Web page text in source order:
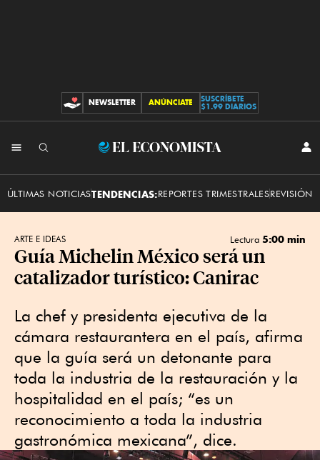
CONTRIBUCIONES
NEWSLETTER ANÚNCIATE
SUSCRÍBETE
$1.99 DIARIOS
El
ÚLTIMAS NOTICIASTENDENCIAS:REPORTES TRIMESTRALESREVISIÓN
ARTE E IDEAS Lectura 5:00 min
Guía Michelin México será un
catalizador turístico: Canirac
La chef y presidenta ejecutiva de la
cámara restaurantera en el país, afirma
que la guía será un detonante para
toda la industria de la restauración y la
hospitalidad en el país; “es un
reconocimiento a toda la industria
gastronómica mexicana”, dice.